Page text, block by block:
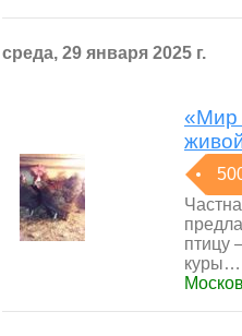
среда, 29 января 2025 г.
«Мир
птицу
куры…